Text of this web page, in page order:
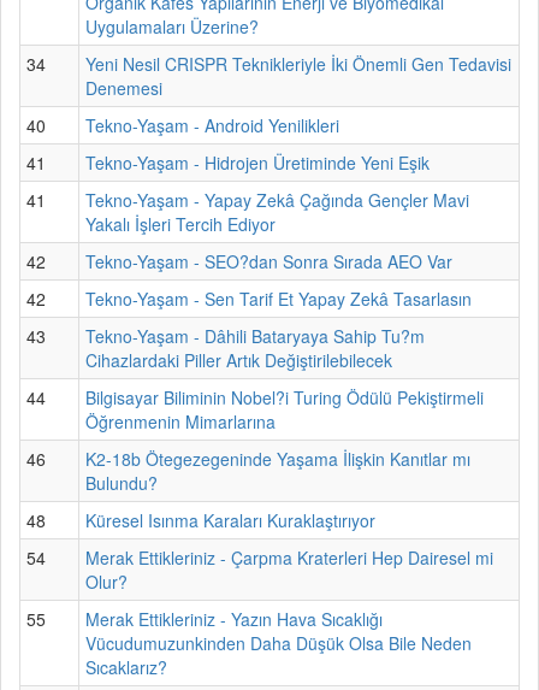
Uygulamaları Üzerine?
34
Yeni Nesil CRISPR Teknikleriyle İki Önemli Gen Tedavisi
Denemesi
40
Tekno-Yaşam - Android Yenilikleri
41
Tekno-Yaşam - Hidrojen Üretiminde Yeni Eşik
41
Tekno-Yaşam - Yapay Zekâ Çağında Gençler Mavi
Yakalı İşleri Tercih Ediyor
42
Tekno-Yaşam - SEO?dan Sonra Sırada AEO Var
42
Tekno-Yaşam - Sen Tarif Et Yapay Zekâ Tasarlasın
43
Tekno-Yaşam - Dâhili Bataryaya Sahip Tu?m
Cihazlardaki Piller Artık Değiştirilebilecek
44
Bilgisayar Biliminin Nobel?i Turing Ödülü Pekiştirmeli
Öğrenmenin Mimarlarına
46
K2-18b Ötegezegeninde Yaşama İlişkin Kanıtlar mı
Bulundu?
48
Küresel Isınma Karaları Kuraklaştırıyor
54
Merak Ettikleriniz - Çarpma Kraterleri Hep Dairesel mi
Olur?
55
Merak Ettikleriniz - Yazın Hava Sıcaklığı
Vücudumuzunkinden Daha Düşük Olsa Bile Neden
Sıcaklarız?